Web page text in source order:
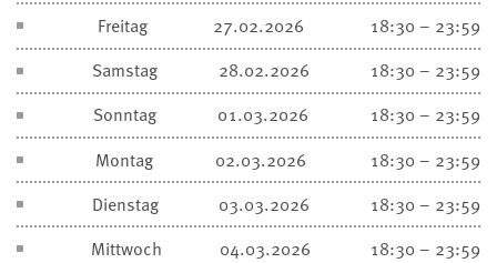
Freitag
27.02.2026
18:30 – 23:59
Samstag
28.02.2026
18:30 – 23:59
Sonntag
01.03.2026
18:30 – 23:59
Montag
02.03.2026
18:30 – 23:59
Dienstag
03.03.2026
18:30 – 23:59
Mittwoch
04.03.2026
18:30 – 23:59